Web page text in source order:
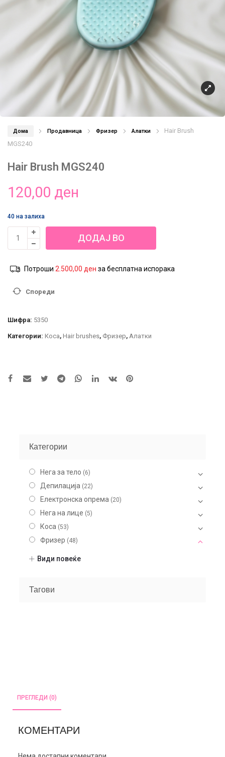
Дома Продавница Фризер Алатки
Hair Brush
MGS240
Hair Brush MGS240
120,00 ден
40 на залиха
Brush
количина
ДОДАЈ ВО
Потроши 2.500,00 ден за бесплатна испорака
Спореди
Шифра: 5350
Категории: Коса, Hair brushes, Фризер, Алатки
Категории
Нега за тело (6)
Депилација (22)
Електронска опрема (20)
Нега на лице (5)
Коса (53)
Фризер (48)
(21)
Нокти
Види повеќе
Тагови
ПРЕГЛЕДИ (0)
КОМЕНТАРИ